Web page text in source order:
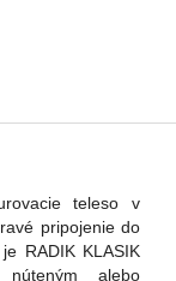
teleso v
pripojenie do
RADIK KLASIK
alebo